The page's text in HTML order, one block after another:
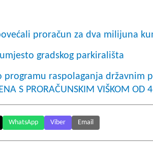
proračun za dva milijuna
gradskog parkirališta
programu raspolaganja državnim
S PRORAČUNSKIM VIŠKOM OD
WhatsApp Viber Email